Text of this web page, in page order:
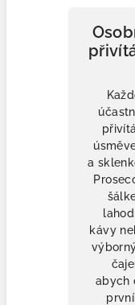
👋
a
kávy
abych